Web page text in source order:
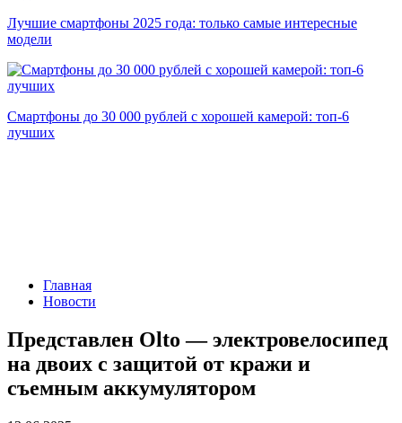
Лучшие смартфоны 2025 года: только самые интересные
модели
Смартфоны до 30 000 рублей с хорошей камерой: топ-6
лучших
Главная
Новости
Представлен Olto — электровелосипед
на двоих с защитой от кражи и
съемным аккумулятором